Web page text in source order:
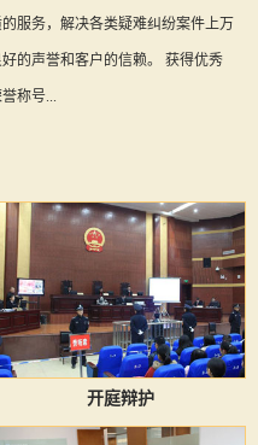
服务，解决各类疑难纠纷案件上万
的声誉和客户的信赖。 获得优秀
称号...
开庭辩护